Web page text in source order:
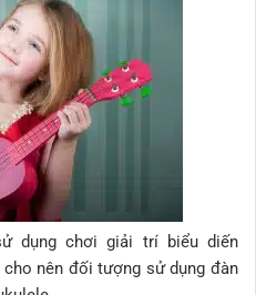
dụng chơi giải trí biểu diến
nên đối tượng sử dụng đàn